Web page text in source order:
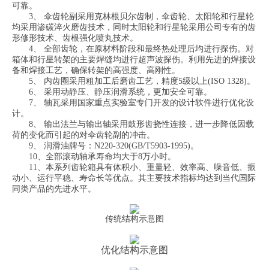
可靠。
3、 伞齿轮副采用克林根贝尔齿制，伞齿轮、太阳轮和行星轮
均采用渗碳淬火磨齿技术，同时太阳轮和行星轮采用公司专有的齿
形修形技术、齿根强化喷丸技术。
4、 全部齿轮，在原材料阶段和最终热处理后均进行探伤。对
箱体和行星转架的主要焊缝均进行超声波探伤。利用先进的焊接设
备和焊接工艺，确保转架的高强度、高刚性。
5、 内齿圈采用粗加工后磨齿工艺，精度5级以上(ISO 1328)。
6、 采用动静压、静压润滑系统，更加安全可靠。
7、 轴瓦采用国家重点实验室专门开发的设计软件进行优化设
计。
8、 输出法兰与输出轴采用鼓形齿挠性连接，进一步降低因载
荷的变化而引起的对伞齿轮副的冲击。
9、 润滑油牌号：N220-320(GB/T5903-1995)。
10、全部滚动轴承寿命均大于8万小时。
11、本系列齿轮箱具有体积小、重量轻、效率高、噪音低、振
动小、运行平稳、寿命长等优点。其主要技术指标均达到当代国际
同类产品的先进水平。
传统结构示意图
优化结构示意图